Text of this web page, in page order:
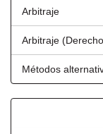
Arbitraje
Arbitraje
Métodos